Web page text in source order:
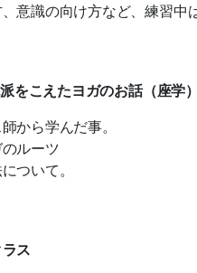
意識の向け方など、練習
をこえたヨガのお話（座学）
から学んだ事。
ルーツ
ついて。
ス